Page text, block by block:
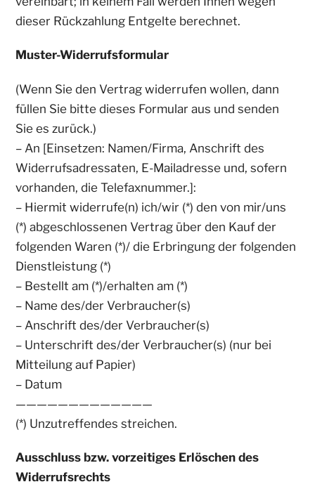
dieser Rückzahlung Entgelte berechnet.
Muster-Widerrufsformular
(Wenn Sie den Vertrag widerrufen wollen, dann
füllen Sie bitte dieses Formular aus und senden
Sie es zurück.)
– An [Einsetzen: Namen/Firma, Anschrift des
Widerrufsadressaten, E-Mailadresse und, sofern
vorhanden, die Telefaxnummer.]:
– Hiermit widerrufe(n) ich/wir (*) den von mir/uns
(*) abgeschlossenen Vertrag über den Kauf der
folgenden Waren (*)/ die Erbringung der folgenden
Dienstleistung (*)
– Bestellt am (*)/erhalten am (*)
– Name des/der Verbraucher(s)
– Anschrift des/der Verbraucher(s)
– Unterschrift des/der Verbraucher(s) (nur bei
Mitteilung auf Papier)
– Datum
—————————————
(*) Unzutreffendes streichen.
Ausschluss bzw. vorzeitiges Erlöschen des
Widerrufsrechts